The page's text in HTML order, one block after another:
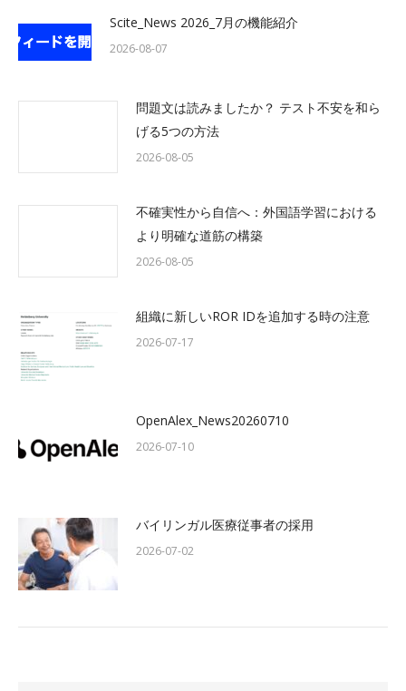
Scite_News 2026_7月の機能紹介
2026-08-07
問題文は読みましたか？ テスト不安を和ら
げる5つの方法
2026-08-05
不確実性から自信へ：外国語学習における
より明確な道筋の構築
2026-08-05
組織に新しいROR IDを追加する時の注意
2026-07-17
OpenAlex_News20260710
2026-07-10
バイリンガル医療従事者の採用
2026-07-02